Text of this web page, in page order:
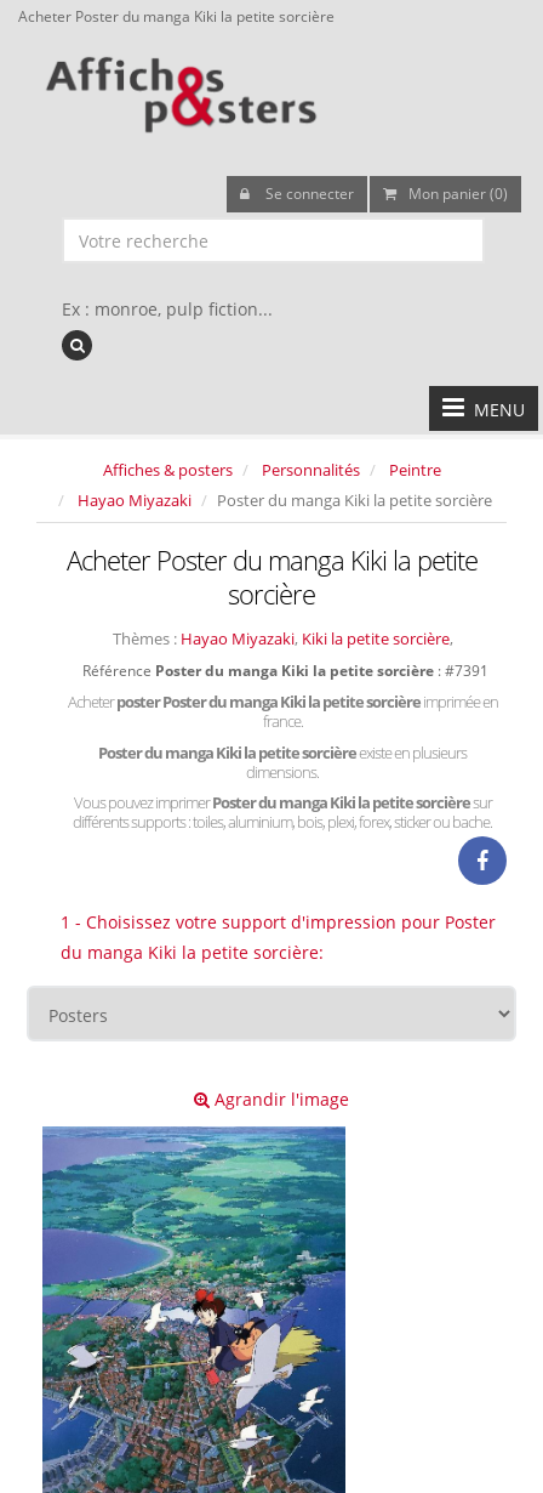
Acheter Poster du manga Kiki la petite sorcière
Se connecter Mon panier (0)
Ex : monroe, pulp fiction...
MENU
Affiches & posters Personnalités
Peintre
Hayao Miyazaki
Poster du manga Kiki la petite sorcière
Acheter Poster du manga Kiki la petite
sorcière
Thèmes : Hayao Miyazaki, Kiki la petite sorcière,
Référence Poster du manga Kiki la petite sorcière : #7391
Acheterposter Poster du manga Kiki la petite sorcièreimprimée en
france.
Poster du manga Kiki la petite sorcièreexiste en plusieurs
dimensions.
Vous pouvez imprimerPoster du manga Kiki la petite sorcièresur
différents supports : toiles, aluminium, bois, plexi, forex, sticker ou bache.
1 - Choisissez votre support d'impression pour Poster
du manga Kiki la petite sorcière:
Agrandir l'image